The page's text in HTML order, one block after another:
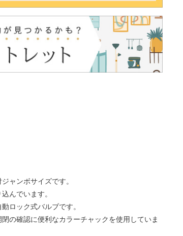
ャンボサイズです。
んでいます。
ロック式バルブです。
の確認に便利なカラーチャックを使用していま